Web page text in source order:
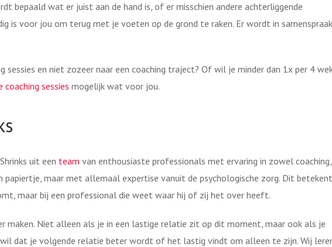
bepaald wat er juist aan de hand is, of er misschien andere achterliggende
is voor jou om terug met je voeten op de grond te raken. Er wordt in
sessies en niet zozeer naar een coaching traject? Of wil je minder dan 1x per 4
coaching sessies mogelijk wat voor jou.
uit een team van enthousiaste professionals met ervaring in zowel coaching,
papiertje, maar met allemaal expertise vanuit de psychologische zorg. Dit
maar bij een professional die weet waar hij of zij het over heeft.
maken. Niet alleen als je in een lastige relatie zit op dit moment, maar ook als je
dat je volgende relatie beter wordt of het lastig vindt om alleen te zijn. Wij